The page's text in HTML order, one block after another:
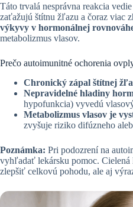
Táto trvalá nesprávna reakcia
zaťažujú štítnu žľazu a čoraz viac
výkyvy v hormonálnej
metabolizmus vlasov.
Prečo autoimunitné ochorenia
Chronický zápal štítnej
Nepravidelné hladiny
hypofunkcia) vyvedú
Metabolizmus vlasov je
zvyšuje riziko difúzneho
Poznámka: Pri podozrení na
vyhľadať lekársku pomoc. Cielená
zlepšiť celkovú pohodu, ale aj